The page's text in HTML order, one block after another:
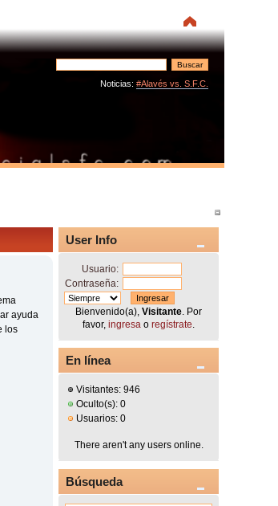
Noticias: #Alavés vs. S.F.C.
ayuda
los
User Info
Usuario:
Contraseña:
Bienvenido(a),Visitante . Por
favor,ingresa oregístrate
En línea
Visitantes: 946
Oculto(s): 0
Usuarios: 0
There aren't any users online.
Búsqueda